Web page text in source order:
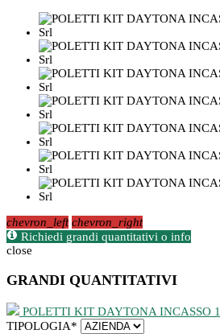
chevron_left chevron_right
Richiedi grandi quantitativi o info
close
GRANDI QUANTITATIVI
POLETTI KIT DAYTONA INCASSO
TIPOLOGIA*